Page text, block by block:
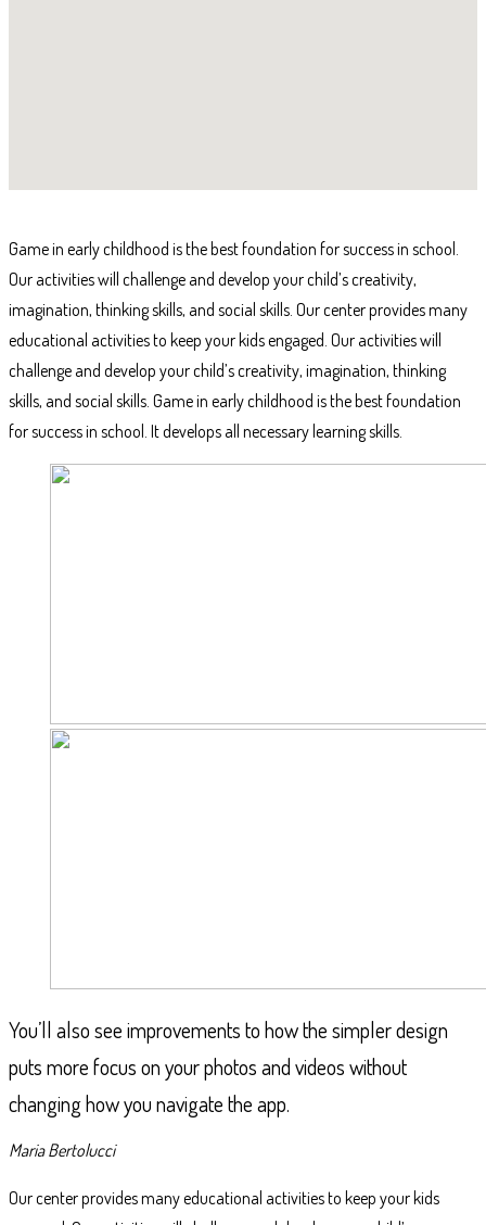
Game in early childhood is the best foundation for success in school.
Our activities will challenge and develop your child’s creativity,
imagination, thinking skills, and social skills. Our center provides many
educational activities to keep your kids engaged. Our activities will
challenge and develop your child’s creativity, imagination, thinking
skills, and social skills. Game in early childhood is the best foundation
for success in school. It develops all necessary learning skills.
You’ll also see improvements to how the simpler design
puts more focus on your photos and videos without
changing how you navigate the app.
Maria Bertolucci
Our center provides many educational activities to keep your kids